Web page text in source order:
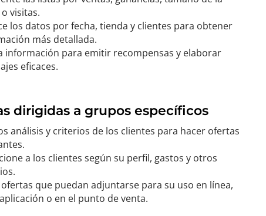
visitas.
los datos por fecha, tienda y clientes para obtener
más detallada.
información para emitir recompensas y elaborar
eficaces.
dirigidas a grupos específicos
análisis y criterios de los clientes para hacer ofertas
a los clientes según su perfil, gastos y otros
ofertas que puedan adjuntarse para su uso en línea,
o en el punto de venta.